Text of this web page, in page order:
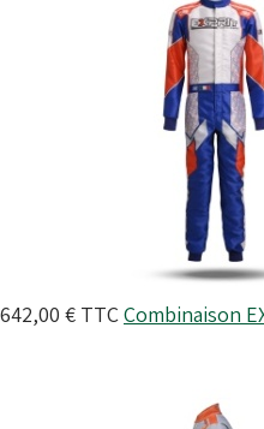
642,00 € TTCCombinaison